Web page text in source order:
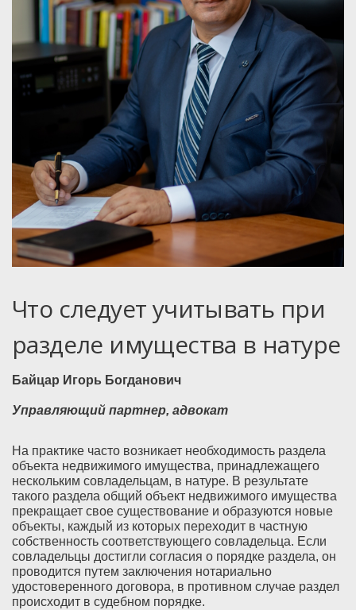
Что следует учитывать при
разделе имущества в натуре
Байцар Игорь Богданович
Управляющий партнер, адвокат
На практике часто возникает необходимость раздела
объекта недвижимого имущества, принадлежащего
нескольким совладельцам, в натуре. В результате
такого раздела общий объект недвижимого имущества
прекращает свое существование и образуются новые
объекты, каждый из которых переходит в частную
собственность соответствующего совладельца. Если
совладельцы достигли согласия о порядке раздела, он
проводится путем заключения нотариально
удостоверенного договора, в противном случае раздел
происходит в судебном порядке.